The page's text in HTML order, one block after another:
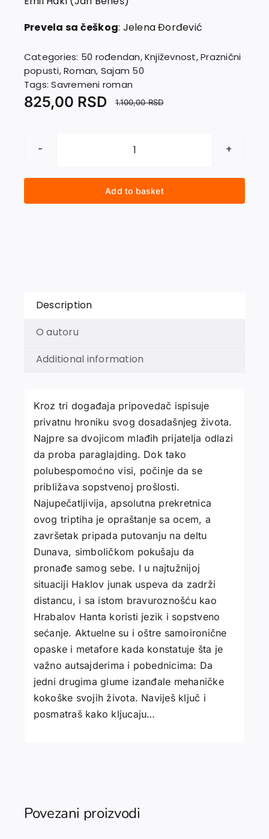
Contact
Prevela sa češkog: Jelena Đorđević
Categories: 50 rođendan,Književnost,Praznični
popusti,Roman, Sajam 50
Tags:Savremeni roman
1.100,00RSD
825,00 RSD
PRAVILA
PONAŠANJA
quantity
Add to basket
Description
O autoru
Additional information
Kroz tri događaja pripovedač ispisuje
privatnu hroniku svog dosadašnjeg života.
Najpre sa dvojicom mlađih prijatelja odlazi
da proba paraglajding. Dok tako
polubespomoćno visi, počinje da se
približava sopstvenoj prošlosti.
Najupečatljivija, apsolutna prekretnica
ovog triptiha je opraštanje sa ocem, a
završetak pripada putovanju na deltu
Dunava, simboličkom pokušaju da
pronađe samog sebe. I u najtužnijoj
situaciji Haklov junak uspeva da zadrži
distancu, i sa istom bravuroznošću kao
Hrabalov Hanta koristi jezik i sopstveno
sećanje. Aktuelne su i oštre samoironične
opaske i metafore kada konstatuje šta je
važno autsajderima i pobednicima: Da
jedni drugima glume izanđale mehaničke
kokoške svojih života. Naviješ ključ i
posmatraš kako kljucaju…
Povezani proizvodi